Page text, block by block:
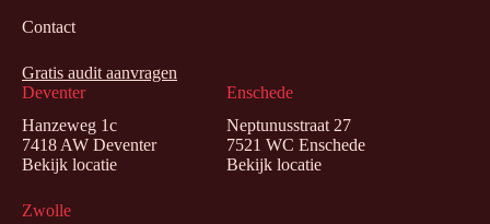
Deventer
Hanzeweg 1c
7418 AW Deventer
Bekijk locatie
Enschede
Neptunusstraat 27
7521 WC Enschede
Bekijk locatie
Zwolle
Contact
Gratis audit aanvragen